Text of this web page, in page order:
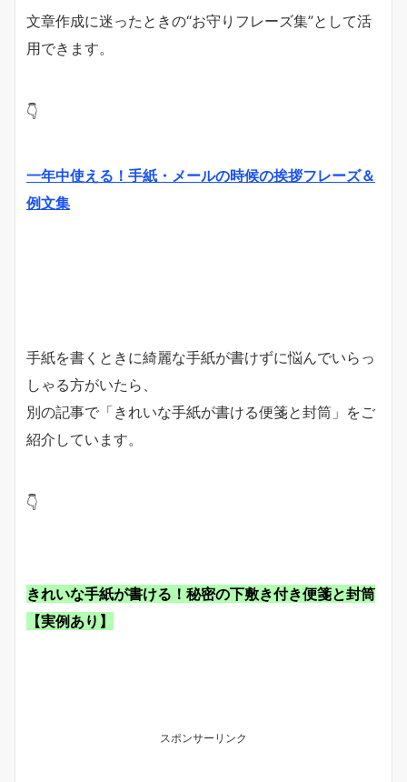
文章作成に迷ったときの“お守りフレーズ集”として活
用できます。
👇
一年中使える！手紙・メールの時候の挨拶フレーズ＆
例文集
手紙を書くときに綺麗な手紙が書けずに悩んでいらっ
しゃる方がいたら、
別の記事で「きれいな手紙が書ける便箋と封筒」をご
紹介しています。
👇
きれいな手紙が書ける！秘密の下敷き付き便箋と封筒
【実例あり】
スポンサーリンク